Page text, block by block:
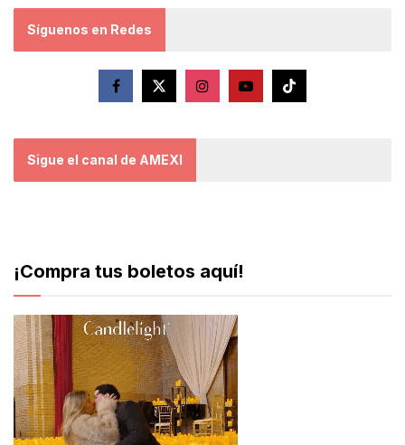
Síguenos en Redes
Sigue el canal de AMEXI
¡Compra tus boletos aquí!